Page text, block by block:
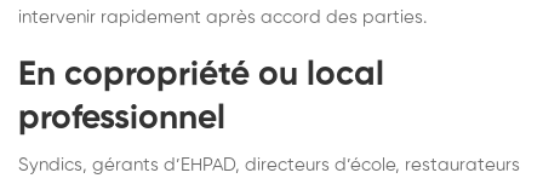
intervenir rapidement après accord des parties.
En copropriété ou local
professionnel
Syndics, gérants d’EHPAD, directeurs d’école, restaurateurs